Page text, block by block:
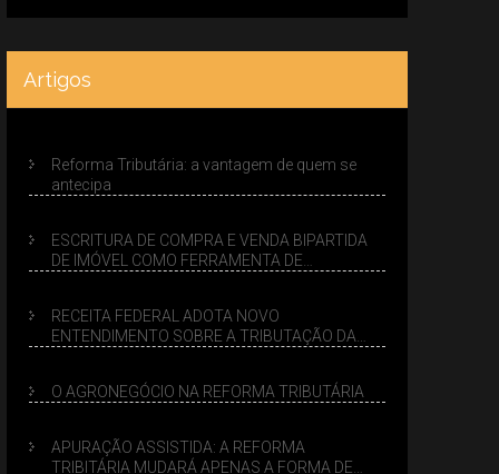
Artigos
Reforma Tributária: a vantagem de quem se
antecipa
ESCRITURA DE COMPRA E VENDA BIPARTIDA
DE IMÓVEL COMO FERRAMENTA DE
RECEITA FEDERAL ADOTA NOVO
ENTENDIMENTO SOBRE A TRIBUTAÇÃO DA
O AGRONEGÓCIO NA REFORMA TRIBUTÁRIA
APURAÇÃO ASSISTIDA: A REFORMA
TRIBITÁRIA MUDARÁ APENAS A FORMA DE